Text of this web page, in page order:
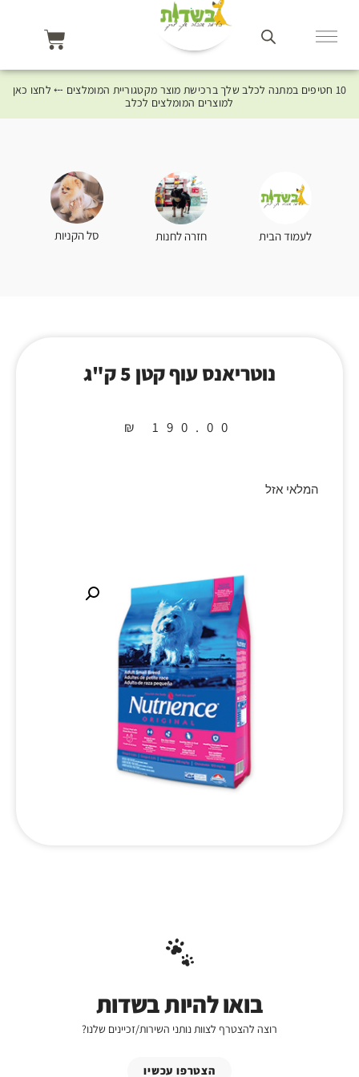
10 חטיפים במתנה לכלב שלך ברכישת מוצר מקטגוריית המומלצים ⤎ לחצו כאן
למוצרים המומלצים לכלב
לעמוד הבית חזרה לחנות סל הקניות
נוטריאנס עוף קטן 5 ק"ג
₪ 190.00
המלאי אזל
בואו להיות בשדות
רוצה להצטרף לצוות נותני השירות/זכיינים שלנו?
הצטרפו עכשיו